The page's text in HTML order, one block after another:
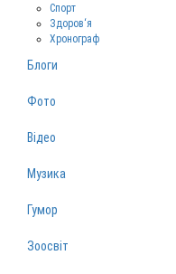
Спорт
Здоров‘я
Хронограф
Блоги
Фото
Відео
Музика
Гумор
Зоосвіт